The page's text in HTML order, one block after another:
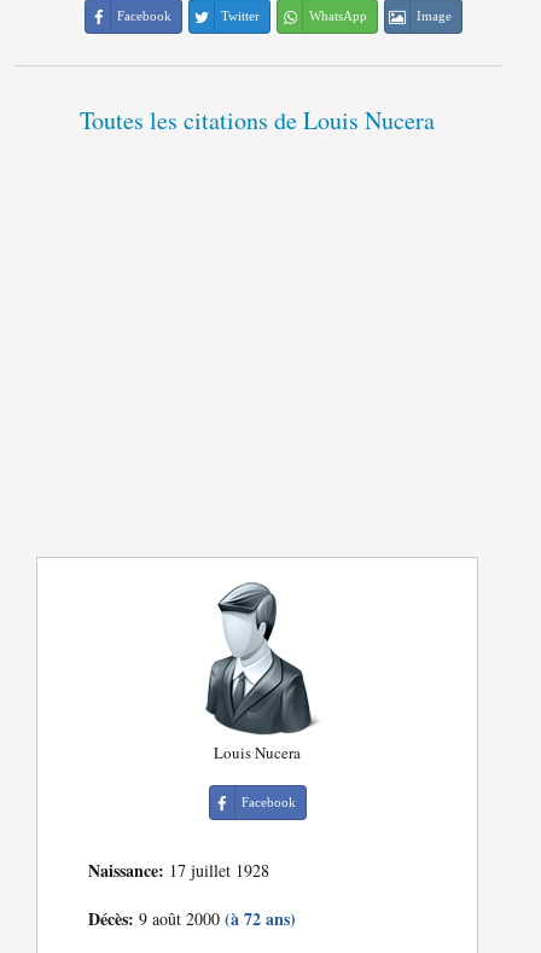
Facebook Twitter WhatsApp Image
Toutes les citations de Louis Nucera
Louis Nucera
Facebook
Naissance: 17 juillet 1928
Décès: 9 août 2000(à 72 ans)